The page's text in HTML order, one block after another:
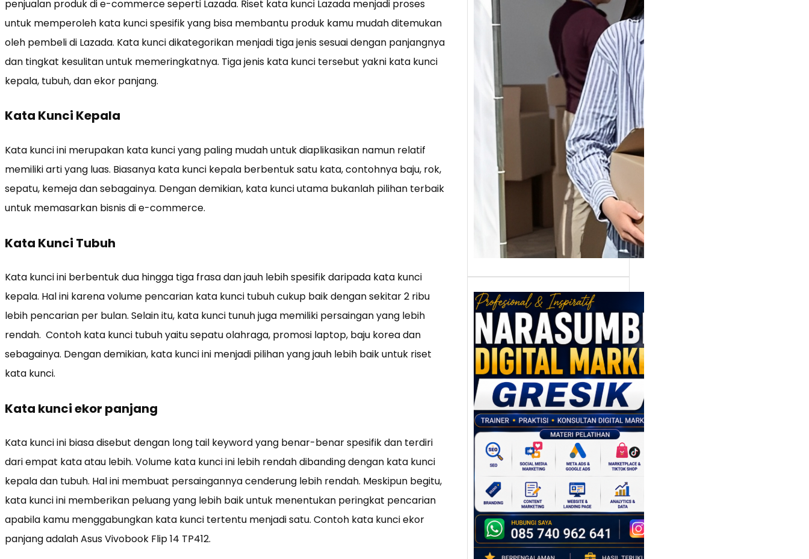
penjualan produk di e-commerce seperti Lazada. Riset kata kunci Lazada menjadi proses
untuk memperoleh kata kunci spesifik yang bisa membantu produk kamu mudah ditemukan
oleh pembeli di Lazada. Kata kunci dikategorikan menjadi tiga jenis sesuai dengan panjangnya
dan tingkat kesulitan untuk memeringkatnya. Tiga jenis kata kunci tersebut yakni kata kunci
kepala, tubuh, dan ekor panjang.
Kata Kunci Kepala
Kata kunci ini merupakan kata kunci yang paling mudah untuk diaplikasikan namun relatif
memiliki arti yang luas. Biasanya kata kunci kepala berbentuk satu kata, contohnya baju, rok,
sepatu, kemeja dan sebagainya. Dengan demikian, kata kunci utama bukanlah pilihan terbaik
untuk memasarkan bisnis di e-commerce.
Kata Kunci Tubuh
Kata kunci ini berbentuk dua hingga tiga frasa dan jauh lebih spesifik daripada kata kunci
kepala. Hal ini karena volume pencarian kata kunci tubuh cukup baik dengan sekitar 2 ribu
lebih pencarian per bulan. Selain itu, kata kunci tunuh juga memiliki persaingan yang lebih
rendah. Contoh kata kunci tubuh yaitu sepatu olahraga, promosi laptop, baju korea dan
sebagainya. Dengan demikian, kata kunci ini menjadi pilihan yang jauh lebih baik untuk riset
kata kunci.
Kata kunci ekor panjang
Kata kunci ini biasa disebut dengan long tail keyword yang benar-benar spesifik dan terdiri
dari empat kata atau lebih. Volume kata kunci ini lebih rendah dibanding dengan kata kunci
kepala dan tubuh. Hal ini membuat persaingannya cenderung lebih rendah. Meskipun begitu,
kata kunci ini memberikan peluang yang lebih baik untuk menentukan peringkat pencarian
apabila kamu menggabungkan kata kunci tertentu menjadi satu. Contoh kata kunci ekor
panjang adalah Asus Vivobook Flip 14 TP412.
Tik Tok Buat
Jualan, Gimana
Strateginya ?
Baca Juga Cara
Berjualan Di Tiktokshop
TikTok menjadi tempat
Narasumber
Digital Marketing
Gresik:
Meningkatkan
Daya Saing SDM
dan Bisnis di Era
Transformasi
Digital
Perkembangan dunia
industri tidak hanya
mengubah cara
perusahaan
memproduksi barang,…